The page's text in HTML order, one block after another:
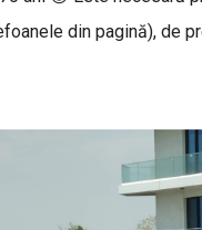
din pagină), de